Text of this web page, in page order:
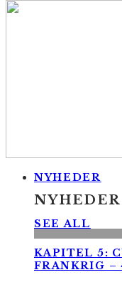
NYHEDER
NYHEDER
SEE ALL
KAPITEL 5:
FRANKRIG –